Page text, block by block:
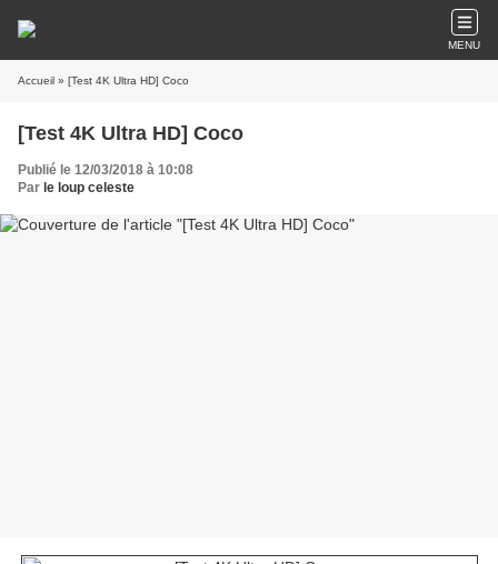
MENU
Accueil » [Test 4K Ultra HD] Coco
[Test 4K Ultra HD] Coco
Publié le 12/03/2018 à 10:08
Par le loup celeste